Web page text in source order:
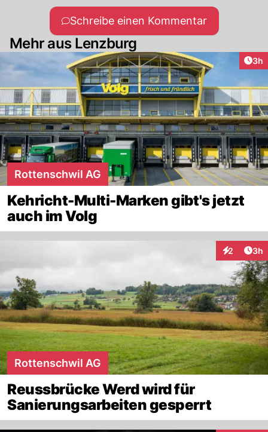
Schreibe einen Kommentar
Mehr aus Lenzburg
3h
Rottenschwil AG
Kehricht-Multi-Marken gibt's jetzt
auch im Volg
2 3h
Rottenschwil AG
Reussbrücke Werd wird für
Sanierungsarbeiten gesperrt